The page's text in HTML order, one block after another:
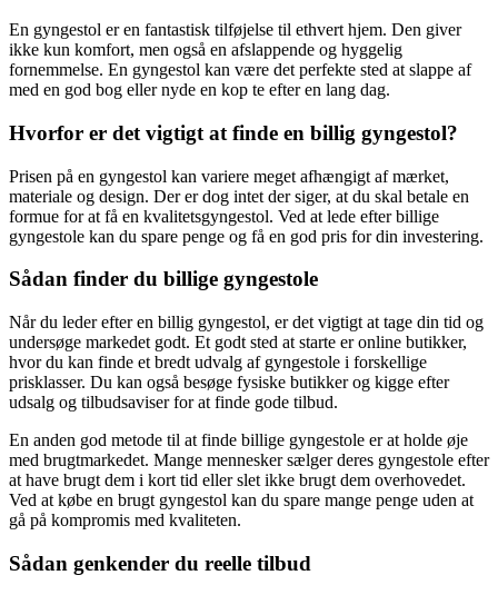
En gyngestol er en fantastisk tilføjelse til ethvert hjem. Den giver
ikke kun komfort, men også en afslappende og hyggelig
fornemmelse. En gyngestol kan være det perfekte sted at slappe af
med en god bog eller nyde en kop te efter en lang dag.
Hvorfor er det vigtigt at finde en billig gyngestol?
Prisen på en gyngestol kan variere meget afhængigt af mærket,
materiale og design. Der er dog intet der siger, at du skal betale en
formue for at få en kvalitetsgyngestol. Ved at lede efter billige
gyngestole kan du spare penge og få en god pris for din investering.
Sådan finder du billige gyngestole
Når du leder efter en billig gyngestol, er det vigtigt at tage din tid og
undersøge markedet godt. Et godt sted at starte er online butikker,
hvor du kan finde et bredt udvalg af gyngestole i forskellige
prisklasser. Du kan også besøge fysiske butikker og kigge efter
udsalg og tilbudsaviser for at finde gode tilbud.
En anden god metode til at finde billige gyngestole er at holde øje
med brugtmarkedet. Mange mennesker sælger deres gyngestole efter
at have brugt dem i kort tid eller slet ikke brugt dem overhovedet.
Ved at købe en brugt gyngestol kan du spare mange penge uden at
gå på kompromis med kvaliteten.
Sådan genkender du reelle tilbud